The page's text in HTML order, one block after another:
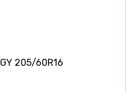
205/60R16